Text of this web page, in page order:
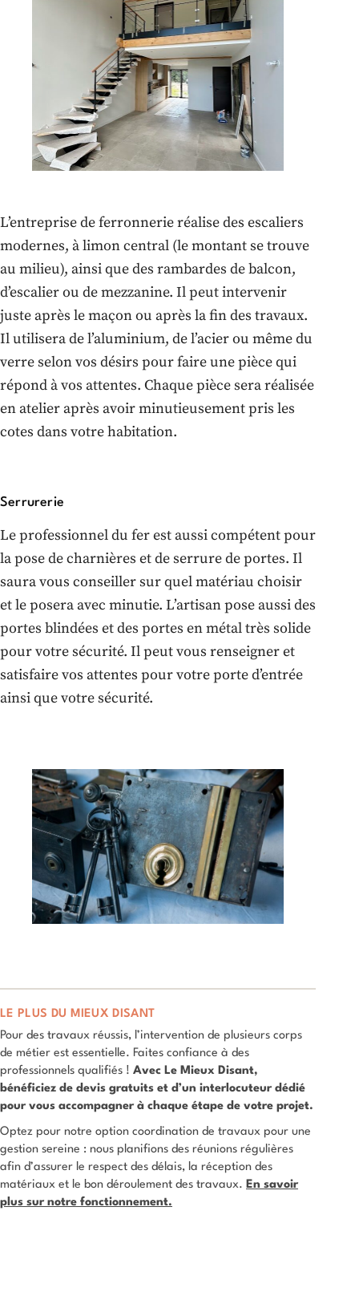
L’entreprise de ferronnerie réalise des escaliers
modernes, à limon central (le montant se trouve
au milieu), ainsi que des rambardes de balcon,
d’escalier ou de mezzanine. Il peut intervenir
juste après le maçon ou après la fin des travaux.
Il utilisera de l’aluminium, de l’acier ou même du
verre selon vos désirs pour faire une pièce qui
répond à vos attentes. Chaque pièce sera réalisée
en atelier après avoir minutieusement pris les
cotes dans votre habitation.
Serrurerie
Le professionnel du fer est aussi compétent pour
la pose de charnières et de serrure de portes. Il
saura vous conseiller sur quel matériau choisir
et le posera avec minutie. L’artisan pose aussi des
portes blindées et des portes en métal très solide
pour votre sécurité. Il peut vous renseigner et
satisfaire vos attentes pour votre porte d’entrée
ainsi que votre sécurité.
LE PLUS DU MIEUX DISANT
Pour des travaux réussis, l’intervention de plusieurs corps
de métier est essentielle. Faites confiance à des
professionnels qualifiés ! Avec Le Mieux Disant,
bénéficiez de devis gratuits et d’un interlocuteur dédié
pour vous accompagner à chaque étape de votre projet.
Optez pour notre option coordination de travaux pour une
gestion sereine : nous planifions des réunions régulières
afin d’assurer le respect des délais, la réception des
matériaux et le bon déroulement des travaux. En savoir
plus sur notre fonctionnement.